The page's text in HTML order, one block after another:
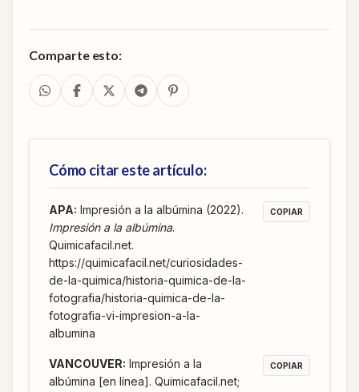
Comparte esto:
Cómo citar este artículo:
APA: Impresión a la albúmina (2022).
Impresión a la albúmina.
Quimicafacil.net.
https://quimicafacil.net/curiosidades-
de-la-quimica/historia-quimica-de-la-
fotografia/historia-quimica-de-la-
fotografia-vi-impresion-a-la-
albumina
COPIAR
VANCOUVER: Impresión a la
albúmina [en línea]. Quimicafacil.net;
COPIAR